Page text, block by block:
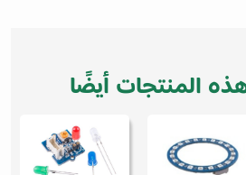
المنتجات أيضًا